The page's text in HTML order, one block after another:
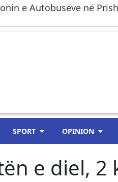
e Autobusëve në
SPORT OPINION
e diel, 2